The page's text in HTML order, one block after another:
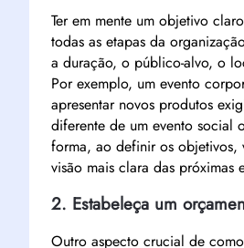
Ter em mente um objetivo
todas as etapas da
a duração, o público-alvo, o
Por exemplo, um evento
apresentar novos produtos
diferente de um evento social
forma, ao definir os objetivos,
visão mais clara das próximas
2. Estabeleça um
Outro aspecto crucial de